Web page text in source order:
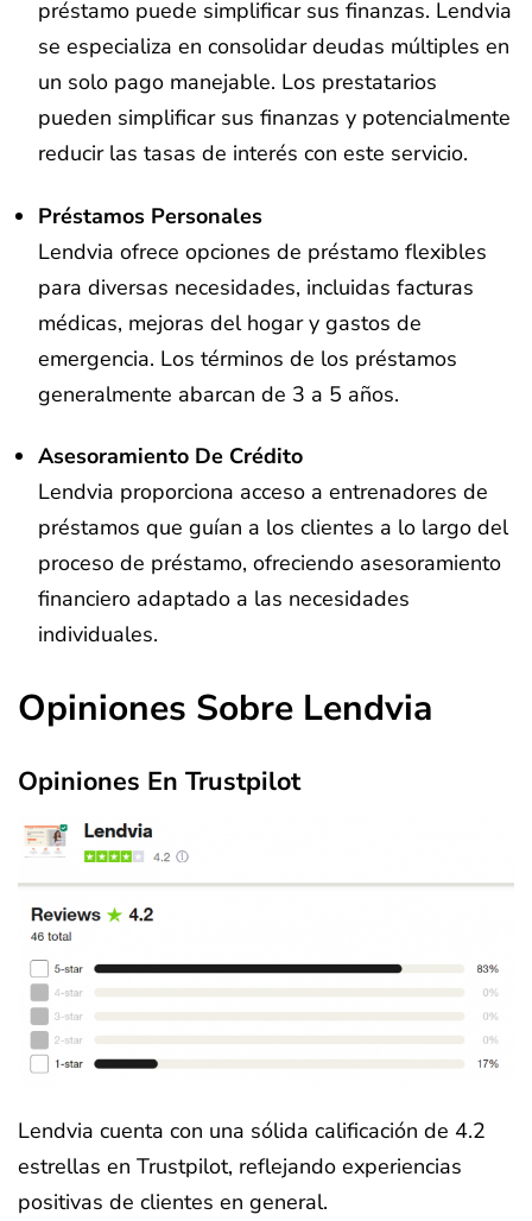
préstamo puede simplificar sus finanzas. Lendvia
se especializa en consolidar deudas múltiples en
un solo pago manejable. Los prestatarios
pueden simplificar sus finanzas y potencialmente
reducir las tasas de interés con este servicio.
Préstamos Personales
Lendvia ofrece opciones de préstamo flexibles
para diversas necesidades, incluidas facturas
médicas, mejoras del hogar y gastos de
emergencia. Los términos de los préstamos
generalmente abarcan de 3 a 5 años.
Asesoramiento De Crédito
Lendvia proporciona acceso a entrenadores de
préstamos que guían a los clientes a lo largo del
proceso de préstamo, ofreciendo asesoramiento
financiero adaptado a las necesidades
individuales.
Opiniones Sobre Lendvia
Opiniones En Trustpilot
Lendvia cuenta con una sólida calificación de 4.2
estrellas en Trustpilot, reflejando experiencias
positivas de clientes en general.